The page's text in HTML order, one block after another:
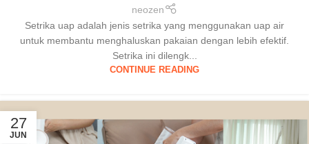
neozen
Setrika uap adalah jenis setrika yang menggunakan uap air
untuk membantu menghaluskan pakaian dengan lebih efektif.
Setrika ini dilengk...
CONTINUE READING
27
JUN